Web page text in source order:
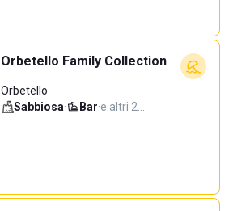
Orbetello Family Collection
Orbetello
Sabbiosa· Bar·e altri 2…